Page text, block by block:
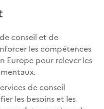
conseil et de
les compétences
Europe pour relever les
de conseil
les besoins et les